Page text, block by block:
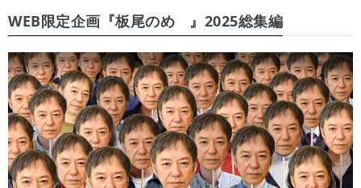
WEB限定企画『板尾のめ゙』2025総集編